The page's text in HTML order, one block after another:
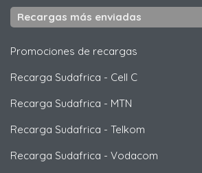
Recargas más enviadas
Promociones de recargas
Recarga Sudafrica - Cell C
Recarga Sudafrica - MTN
Recarga Sudafrica - Telkom
Recarga Sudafrica - Vodacom